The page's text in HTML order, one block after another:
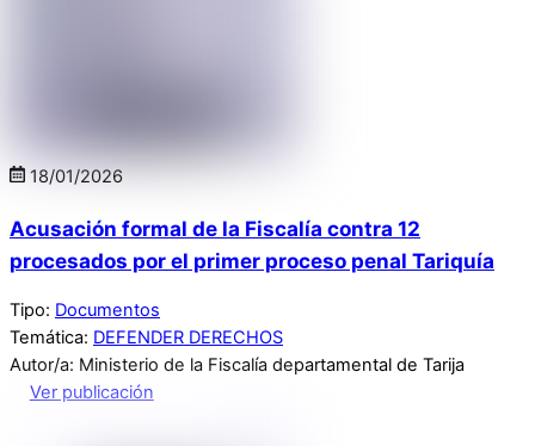
18/01/2026
Acusación formal de la Fiscalía contra 12
procesados por el primer proceso penal Tariquía
Tipo: Documentos
Temática: DEFENDER DERECHOS
Autor/a: Ministerio de la Fiscalía departamental de Tarija
Ver publicación